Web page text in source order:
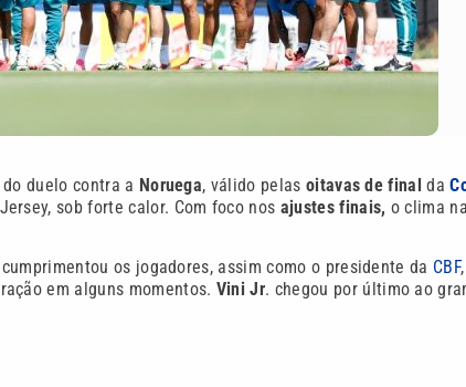
duelo contra a Noruega, válido pelas oitavas de finalda
sob forte calor. Com foco nos ajustes finais, o clima na
os jogadores, assim como o presidente da CBF,
em alguns momentos. Vini Jr. chegou por último ao